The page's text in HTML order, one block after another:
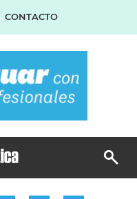
CONTACTO